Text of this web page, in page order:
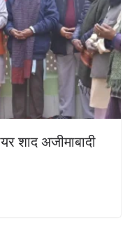
शाद अजीमाबादी